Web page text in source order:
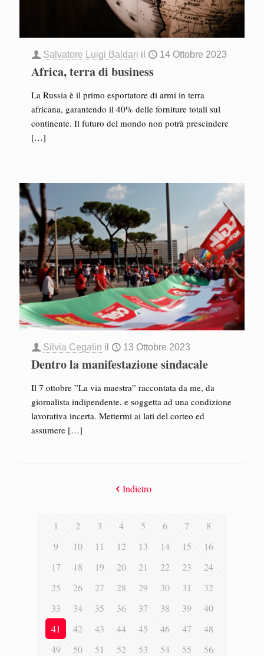
Salvatore Luigi Baldari il 14 Ottobre 2023
Africa, terra di business
La Russia è il primo esportatore di armi in terra
africana, garantendo il 40% delle forniture totali sul
continente. Il futuro del mondo non potrà prescindere
[…]
Silvia Cegalin il 13 Ottobre 2023
Dentro la manifestazione sindacale
Il 7 ottobre ”La via maestra” raccontata da me, da
giornalista indipendente, e soggetta ad una condizione
lavorativa incerta. Mettermi ai lati del corteo ed
assumere […]
Indietro
1 2 3 4 5 6 7
8
9
10 11 12 13 14 15
16
17
18 19 20 21 22 23
24
25
26 27 28 29 30 31
32
33
34 35 36 37 38 39
40
41
42 43 44 45 46 47
48
49
50 51 52 53 54 55
56